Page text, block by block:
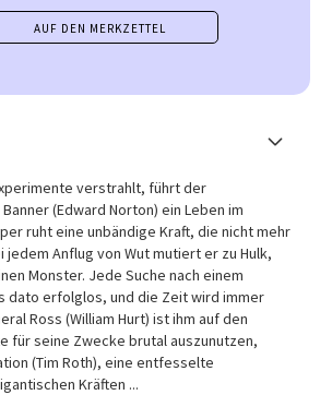
AUF DEN MERKZETTEL
verstrahlt, führt der
(Edward Norton) ein Leben im
ruht eine unbändige Kraft, die nicht mehr
Anflug von Wut mutiert er zu Hulk,
Monster. Jede Suche nach einem
dato erfolglos, und die Zeit wird immer
Ross (William Hurt) ist ihm auf den
für seine Zwecke brutal auszunutzen,
(Tim Roth), eine entfesselte
Kräften ...